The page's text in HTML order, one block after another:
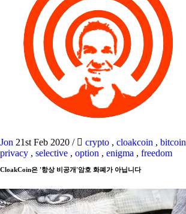
Jon 21st Feb 2020 / crypto , cloakcoin , bitcoin
privacy , selective , option , enigma , freedom
CloakCoin은 '항상 비공개'암호 화폐가 아닙니다